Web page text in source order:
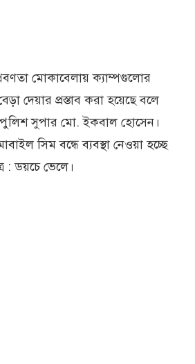
মোকাবেলায় ক্যাম্পগুলোর
দেয়ার প্রস্তাব করা হয়েছে বলে
পুলিশ সুপার মো. ইকবাল হোসেন।
সিম বন্ধে ব্যবস্থা নেওয়া হচ্ছে
: ডয়চে ভেলে।